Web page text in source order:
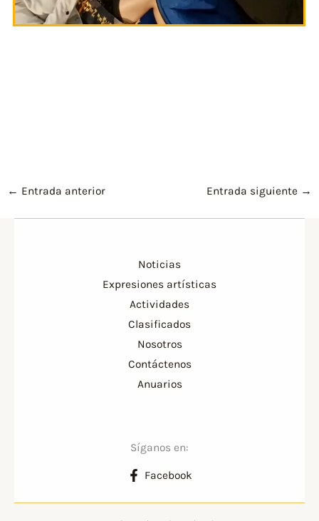
← Entrada anterior Entrada siguiente →
Noticias
Expresiones artísticas
Actividades
Clasificados
Nosotros
Contáctenos
Anuarios
Síganos en:
Facebook